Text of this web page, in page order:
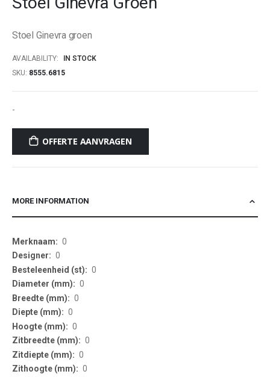
the
gallery
Stoel Ginevra groen
AVAILABILITY:
IN STOCK
SKU 8555.6815
-
OFFERTE AANVRAGEN
MORE INFORMATION
More
Information
0
0
0
0
0
0
0
0
0
0